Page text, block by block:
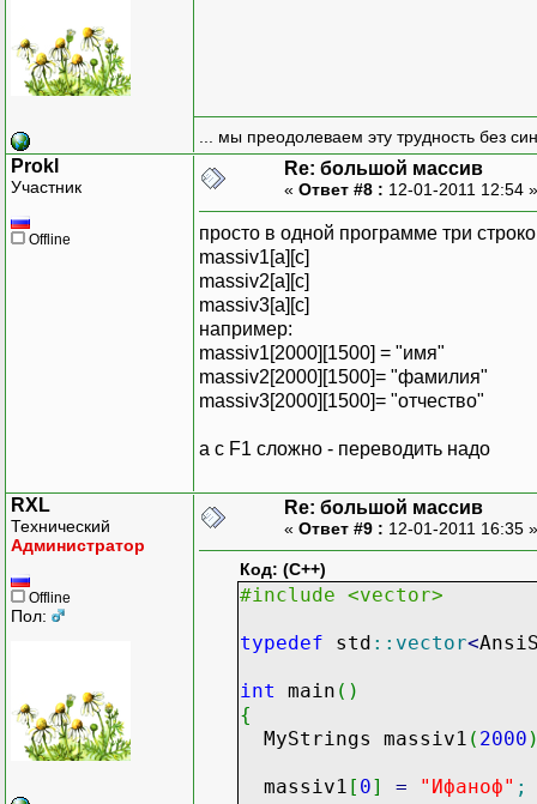
... мы преодолеваем эту трудность без
Prokl
Участник
Offline
Re: большой массив
« Ответ #8 : 12-01-2011 12:54
просто в одной программе три
massiv1[a][с]
massiv2[a][с]
massiv3[a][с]
например:
massiv1[2000][1500] = "имя"
massiv2[2000][1500]= "фамилия"
massiv3[2000][1500]= "отчество"
а с F1 сложно - переводить надо
RXL
Технический
Администратор
Offline
Пол:
Re: большой массив
« Ответ #9 : 12-01-2011 16:35
Код: (C++)
#include <vector>
typedef std :: vector<
int main ( )
{
MyStrings massiv1 ( 2000
massiv1 [ 0] = "Ифаноф" ;